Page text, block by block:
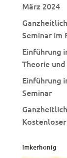
März 2024
Seminar im
Einführung
Theorie und
Einführung
Seminar
Imkerhonig